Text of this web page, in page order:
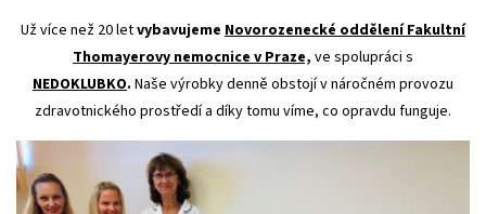
Už více než 20 letvybavujeme Novorozenecké oddělení Fakultní
Thomayerovy nemocnice v Praze, ve spolupráci s
NEDOKLUBKO. Naše výrobky denně obstojí v náročném provozu
zdravotnického prostředí a díky tomu víme, co opravdu funguje.